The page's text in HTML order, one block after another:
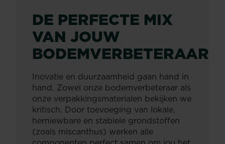
DE PERFECTE MIX
VAN JOUW
BODEMVERBETERAAR
Inovatie en duurzaamheid gaan hand in
hand. Zowel onze bodemverbeteraar als
onze verpakkingsmaterialen bekijken we
kritisch. Door toevoeging van lokale,
herniewbare en stabiele grondstoffen
(zoals miscanthus) werken alle